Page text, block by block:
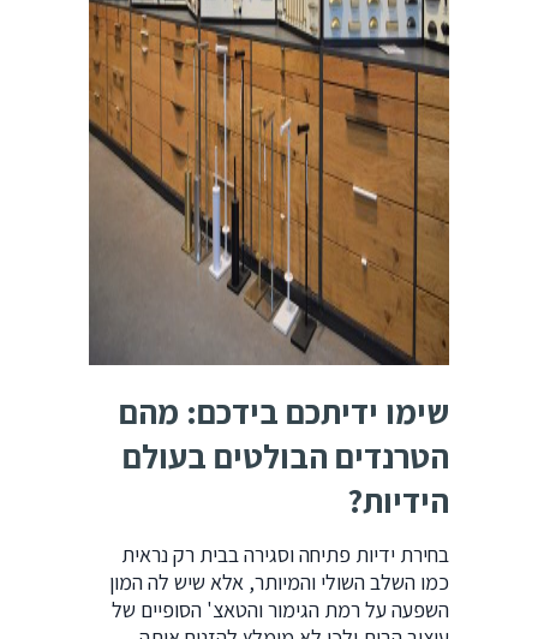
שימו ידיתכם בידכם: מהם
הטרנדים הבולטים בעולם
הידיות?
בחירת ידיות פתיחה וסגירה בבית רק נראית
כמו השלב השולי והמיותר, אלא שיש לה המון
השפעה על רמת הגימור והטאצ' הסופיים של